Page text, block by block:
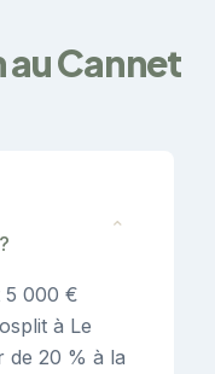
Cannet
⌄
5 000 €
à Le
de 20 % à la